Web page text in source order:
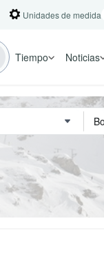
Unidades de medida
Tiempo Noticias